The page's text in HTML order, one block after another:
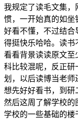
我规定了读毛文集，
惯，一开始真的如坐
好看不懂，不过结合
得挺快乐哈哈。读书
看看背景读读原文至
科比较混呢，反正研
划，以后读博当老师
想先好好看书，到研
然后这周了解学校的
学校的一些基础的